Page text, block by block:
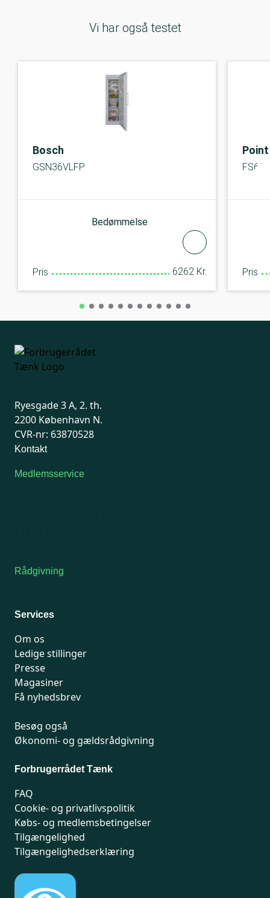
Vi har også testet
Bosch
GSN36VLFP
Bedømmelse
Pris 6262 Kr.
Point
Pris
Ryesgade 3 A, 2. th.
2200 København N.
CVR-nr: 63870528
Kontakt
Medlemsservice
Rådgivning
Services
Om os
Ledige stillinger
Presse
Magasiner
Få nyhedsbrev
Besøg også
Økonomi- og gældsrådgivning
Forbrugerrådet Tænk
FAQ
Cookie- og privatlivspolitik
Købs- og medlemsbetingelser
Tilgængelighed
Tilgængelighedserklæring